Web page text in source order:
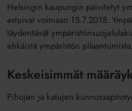
Helsingin kaupungin päivitetyt
astuivat voimaan 15.7.2018.
täydentävät
ehkäistä ympäristön pilaantumista.
Keskeisimmät
Pihojen ja katujen